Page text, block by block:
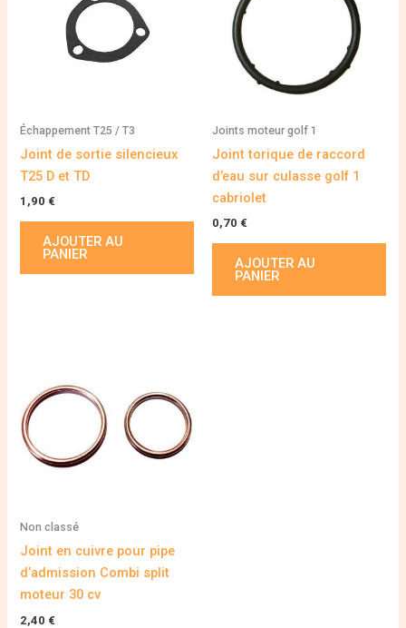
Échappement T25 / T3
Joint de sortie silencieux
T25 D et TD
1,90 €
AJOUTER AU
PANIER
Joints moteur golf 1
Joint torique de raccord
d’eau sur culasse golf 1
cabriolet
0,70 €
AJOUTER AU
PANIER
Non classé
Joint en cuivre pour pipe
d’admission Combi split
moteur 30 cv
2,40 €